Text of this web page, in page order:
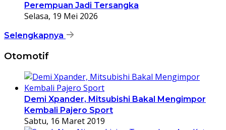
Perempuan Jadi Tersangka
Selasa, 19 Mei 2026
Selengkapnya
Otomotif
Demi Xpander, Mitsubishi Bakal Mengimpor
Kembali Pajero Sport
Sabtu, 16 Maret 2019